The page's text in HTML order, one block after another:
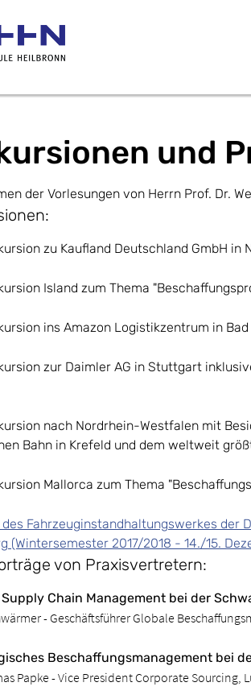
und
der Vorlesungen von Herrn Prof. Dr.
zu Kaufland Deutschland GmbH
Island zum Thema
ins Amazon Logistikzentrum in
zur Daimler AG in Stuttgart
nach Nordrhein-Westfalen mit
Bahn in Krefeld und dem weltweit
Mallorca zum Thema
des Fahrzeuginstandhaltungswerkes
(Wintersemester 2017/2018 - 14./15.
von Praxisvertretern:
Supply Chain Management bei der
- Geschäftsführer Globale
Beschaffungsmanagement bei
Papke - Vice President Corporate Sourcing,